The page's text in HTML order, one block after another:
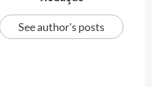
See author's posts